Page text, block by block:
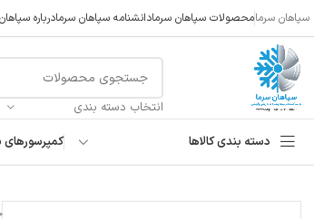
سپاهان سرمامحصولات سپاهان سرمادانشنامه سپاهان سرمادرباره
انتخاب دسته بندی
دسته بندی کالاها کمپرسورهای